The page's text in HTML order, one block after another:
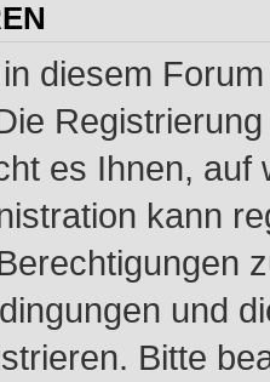
diesem
es Ihnen,
kann
und
Bitte